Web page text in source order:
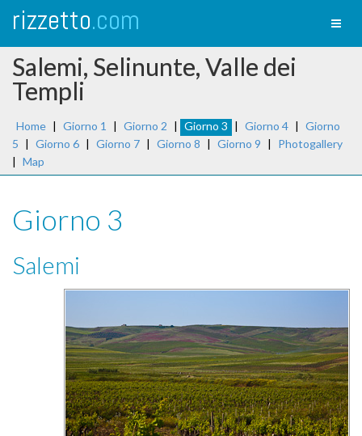
rizzetto.com
Salemi, Selinunte, Valle dei
Templi
Home | Giorno 1 | Giorno 2 | Giorno 3 | Giorno 4 | Giorno
5 | Giorno 6 | Giorno 7 | Giorno 8 | Giorno 9 |
Photogallery
| Map
Giorno 3
Salemi